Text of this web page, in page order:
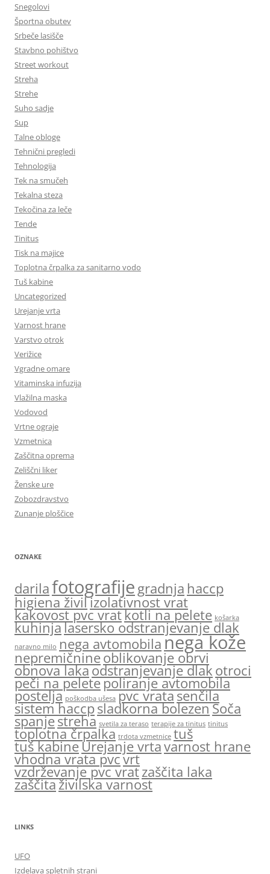
Snegolovi
Športna obutev
Srbeče lasišče
Stavbno pohištvo
Street workout
Streha
Strehe
Suho sadje
Sup
Talne obloge
Tehnični pregledi
Tehnologija
Tek na smučeh
Tekalna steza
Tekočina za leče
Tende
Tinitus
Tisk na majice
Toplotna črpalka za sanitarno vodo
Tuš kabine
Uncategorized
Urejanje vrta
Varnost hrane
Varstvo otrok
Verižice
Vgradne omare
Vitaminska infuzija
Vlažilna maska
Vodovod
Vrtne ograje
Vzmetnica
Zaščitna oprema
Zeliščni liker
Ženske ure
Zobozdravstvo
Zunanje ploščice
OZNAKE
darilafotografije gradnja haccp
higiena živilizolativnost vrat
kakovost pvc vratkotli na pelete košarka
kuhinjalasersko odstranjevanje dlak
naravno milo nega avtomobila nega kože
nepremičnineoblikovanje obrvi
obnova lakaodstranjevanje dlak otroci
peči na peletepoliranje avtomobila
postelja poškodba ušesa pvc vratasenčila
sistem haccpsladkorna bolezenSoča
spanjestreha svetila za teraso terapije za tinitus tinitus
toplotna črpalka trdota vzmetnice tuš
tuš kabineUrejanje vrtavarnost hrane
vhodna vrata pvcvrt
vzdrževanje pvc vratzaščita laka
zaščitaživilska varnost
LINKS
UFO
Izdelava spletnih strani